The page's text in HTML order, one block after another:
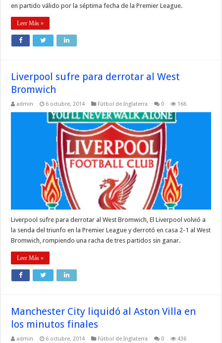
en partido válido por la séptima fecha de la Premier League.
Leer Más »
Liverpool sufre para derrotar al West
Bromwich
admin 6 octubre, 2014 Fútbol de Inglaterra 0 166
Liverpool sufre para derrotar al West Bromwich, El Liverpool volvió a
la senda del triunfo en la Premier League y derrotó en casa 2-1 al West
Bromwich, rompiendo una racha de tres partidos sin ganar.
Leer Más »
Manchester City liquidó al Aston Villa en
los minutos finales
admin 6 octubre, 2014 Fútbol de Inglaterra 0 436